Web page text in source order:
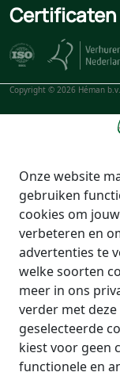
Certificaten
Copyright © 2026 Héman b.v.
Onze website
gebruiken
cookies om
verbeteren en
advertenties te
welke soorten
meer in ons
verder met
geselecteerde
kiest voor geen
functionele en